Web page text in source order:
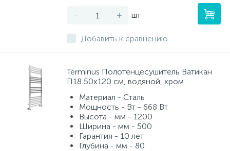
- + шт
Добавить к сравнению
Terminus Полотенцесушитель Ватикан
П18 50х120 см, водяной, хром
Материал - Сталь
Мощность - Вт - 668 Вт
Высота - мм - 1200
Ширина - мм - 500
Гарантия - 10 лет
Глубина - мм - 80